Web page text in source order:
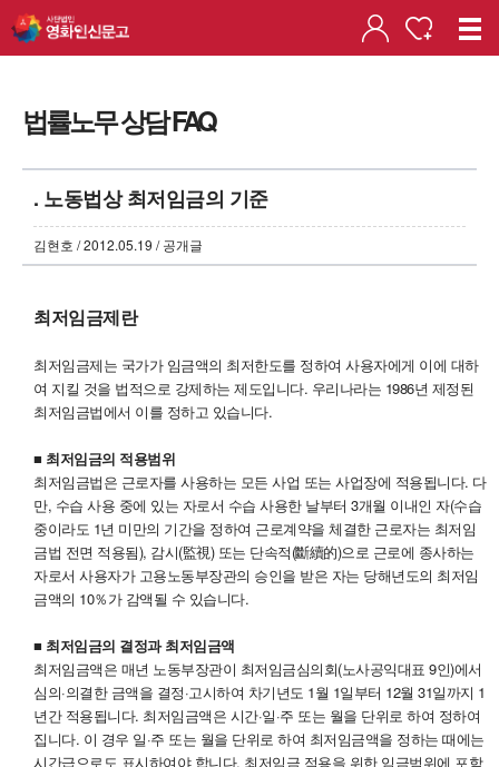
법률노무 상담 FAQ
. 노동법상 최저임금의 기준
김현호 / 2012.05.19 / 공개글
최저임금제란
최저임금제는 국가가 임금액의 최저한도를 정하여 사용자에게 이에 대하
여 지킬 것을 법적으로 강제하는 제도입니다. 우리나라는 1986년 제정된
최저임금법에서 이를 정하고 있습니다.
■ 최저임금의 적용범위
최저임금법은 근로자를 사용하는 모든 사업 또는 사업장에 적용됩니다. 다
만, 수습 사용 중에 있는 자로서 수습 사용한 날부터 3개월 이내인 자(수습
중이라도 1년 미만의 기간을 정하여 근로계약을 체결한 근로자는 최저임
금법 전면 적용됨), 감시(監視) 또는 단속적(斷續的)으로 근로에 종사하는
자로서 사용자가 고용노동부장관의 승인을 받은 자는 당해년도의 최저임
금액의 10％가 감액될 수 있습니다.
■ 최저임금의 결정과 최저임금액
최저임금액은 매년 노동부장관이 최저임금심의회(노사공익대표 9인)에서
심의·의결한 금액을 결정·고시하여 차기년도 1월 1일부터 12월 31일까지 1
년간 적용됩니다. 최저임금액은 시간·일·주 또는 월을 단위로 하여 정하여
집니다. 이 경우 일·주 또는 월을 단위로 하여 최저임금액을 정하는 때에는
시간급으로도 표시하여야 합니다. 최저임금 적용을 위한 임금범위에 포함